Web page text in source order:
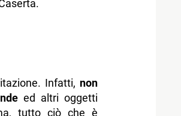
Infatti, non
ed altri oggetti
tutto ciò che è